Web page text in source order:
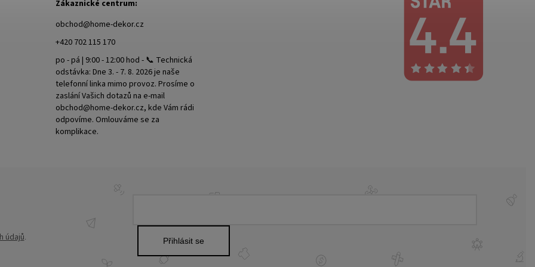
údajů. Přihlásit se
Zákaznické centrum:
obchod@home-dekor.cz
+420 702 115 170
po - pá | 9:00 - 12:00 hod - 📞 Technická
odstávka: Dne 3. - 7. 8. 2026 je naše
telefonní linka mimo provoz. Prosíme o
zaslání Vašich dotazů na e-mail
obchod@home-dekor.cz, kde Vám rádi
odpovíme. Omlouváme se za
komplikace.